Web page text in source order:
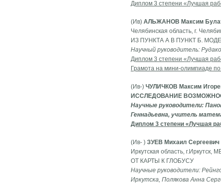
Диплом 3 степени «Лучшая
(Ив) АЛЬЖАНОВ Максим
Челябинская область, г.
ИЗ ПУНКТА А В ПУНКТ Б.
Научный руководитель:
Диплом 3 степени «Лучшая
Грамота на мини-олимпиаде
(Ив-) ЧУЛИЧКОВ Максим
ИССЛЕДОВАНИЕ
Научные руководители:
Геннадьевна, учитель
Диплом 3 степени «Лучшая
(Ив- ) ЗУЕВ Михаил Сергеевич
Иркутская область,
ОТ КАРТЫ К ГЛОБУСУ
Научные руководители:
Иркутска, Полякова Анна